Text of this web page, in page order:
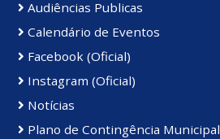
Audiências Publicas
Calendário de Eventos
Facebook (Oficial)
Instagram (Oficial)
Notícias
Plano de Contingência Municipal